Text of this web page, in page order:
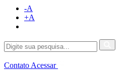
-A
+A
Contato Acessar